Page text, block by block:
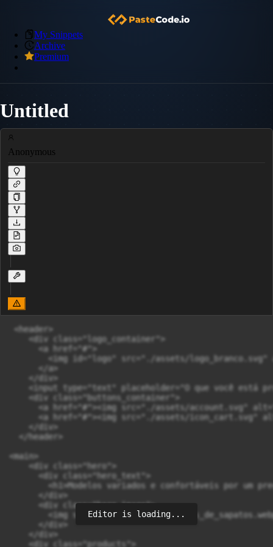
My Snippets
Archive
Premium
Untitled
Anonymous
<header>
    <div class="logo_container">
      <a href="#">
<img id="logo" src="./assets/logo_branco.svg"
      </a>
    </div>
<input type="text" placeholder="O que você está
    <div class="buttons_container">
<a href="#"><img src="./assets/account.svg"
<a href="#"><img src="./assets/icon_cart.svg"
    </div>
  </header>
<main>
    <div class="hero">
      <div class="hero_text">
<h1>Modelos variados e confortáveis por um
      </div>
      <div class="hero_image">
<img src="../assets/
      </div>
    </div>
    <div class="products">
Editor is loading...